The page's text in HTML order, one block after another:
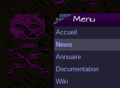
Menu
Accueil
News
Annuaire
Documentation
Wiki